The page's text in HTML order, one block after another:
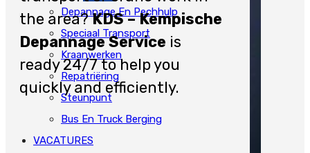
Depannage En Pechhulp
Speciaal Transport
Kraanwerken
Repatriëring
Steunpunt
Bus En Truck Berging
VACATURES
the area?KDS – Kempische
Depannage Service is
ready 24/7 to help you
quickly and efficiently.